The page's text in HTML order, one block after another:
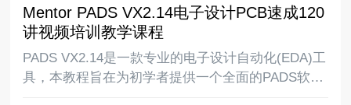
板上的布线密度越来越高,同时随着DSP、ARM、
FPGA、DDR等高速逻辑元件的应用, P
Mentor PADS VX2.14电子设计PCB速成120
讲视频培训教学课程
PADS VX2.14是一款专业的电子设计自动化(EDA)工
具，本教程旨在为初学者提供一个全面的PADS软件